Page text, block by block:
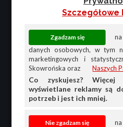
na
danych osobowych, w tym
marketingowych i
Skowrońska oraz
Naszych
Co zyskujesz?
wyświetlane reklamy są
potrzeb i jest ich mniej.
na